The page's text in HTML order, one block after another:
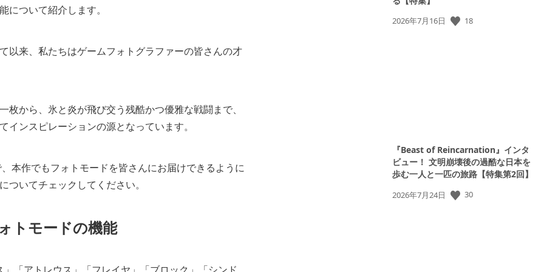
ついて紹介します。
以来、私たちはゲームフォトグラファーの皆さんの才
から、氷と炎が飛び交う残酷かつ優雅な戦闘まで、
ンスピレーションの源となっています。
本作でもフォトモードを皆さんにお届けできるように
いてチェックしてください。
トモードの機能
公
2026年7月16日 18
『Beast of Reincarnation』インタ
ビュー！ 文明崩壊後の過酷な日本を
歩む一人と一匹の旅路【特集第2回】
公
2026年7月24日 30